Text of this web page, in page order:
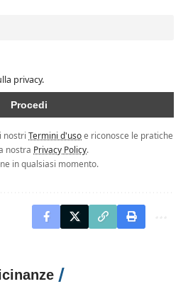
privacy.
nostri Termini d'usoe riconosce le pratiche
nostra Privacy Policy.
in qualsiasi momento.